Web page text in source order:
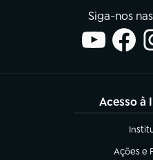
Siga-nos
Acesso à
(abre
Ações e
(abre em